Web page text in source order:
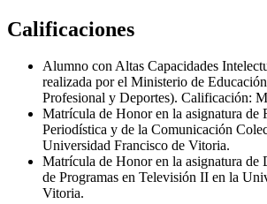
Calificaciones
Alumno con Altas Capacidades
realizada por el Ministerio de
Profesional y Deportes). Calificación:
Matrícula de Honor en la asignatura de
Periodística y de la Comunicación
Universidad Francisco de Vitoria.
Matrícula de Honor en la asignatura de
de Programas en Televisión II en la
Vitoria.